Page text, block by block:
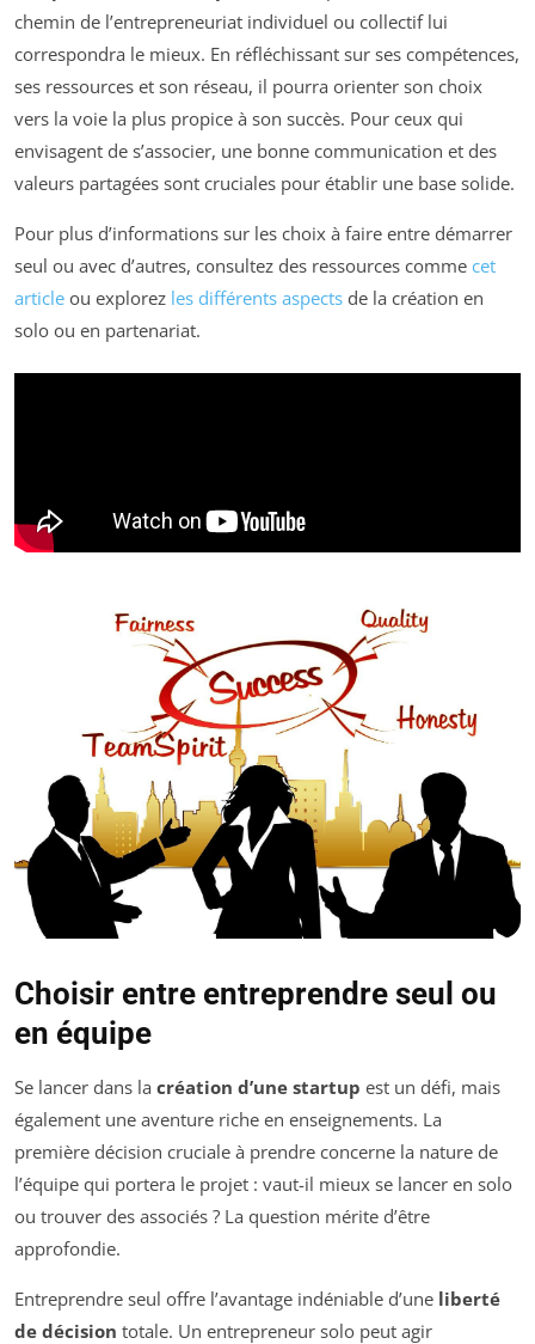
chemin de l’entrepreneuriat individuel ou collectif lui
correspondra le mieux. En réfléchissant sur ses compétences,
ses ressources et son réseau, il pourra orienter son choix
vers la voie la plus propice à son succès. Pour ceux qui
envisagent de s’associer, une bonne communication et des
valeurs partagées sont cruciales pour établir une base solide.
Pour plus d’informations sur les choix à faire entre démarrer
seul ou avec d’autres, consultez des ressources comme cet
article ou explorez les différents aspects de la création en
solo ou en partenariat.
Choisir entre entreprendre seul ou
en équipe
Se lancer dans la création d’une startup est un défi, mais
également une aventure riche en enseignements. La
première décision cruciale à prendre concerne la nature de
l’équipe qui portera le projet : vaut-il mieux se lancer en solo
ou trouver des associés ? La question mérite d’être
approfondie.
Entreprendre seul offre l’avantage indéniable d’une liberté
de décision totale. Un entrepreneur solo peut agir